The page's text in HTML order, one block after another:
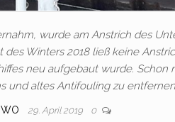
wurde am Anstrich des
Winters 2018 ließ keine
neu aufgebaut wurde. Schon
und altes Antifouling zu
29. April 2019 0